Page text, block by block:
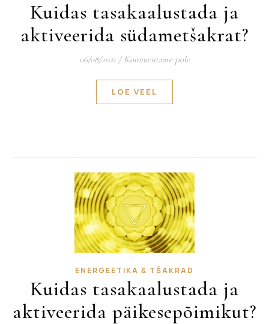
Kuidas tasakaalustada ja
aktiveerida südametšakrat?
06/08/2021 / Kommentaare pole
LOE VEEL
ENERGEETIKA & TŠAKRAD
Kuidas tasakaalustada ja
aktiveerida päikesepõimikut?